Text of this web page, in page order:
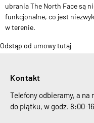
ubrania The North Face są
funkcjonalne, co jest
w terenie.
Odstąp od umowy tutaj
Kontakt
Telefony odbieramy, a na
do piątku, w godz. 8:00-